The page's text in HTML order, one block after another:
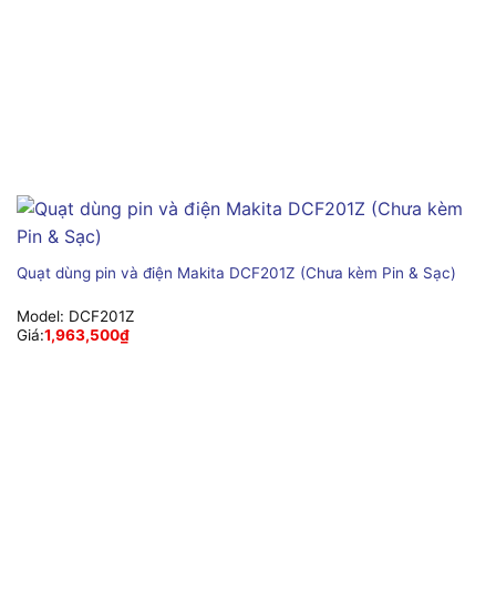
Quạt dùng pin và điện Makita DCF201Z (Chưa kèm Pin & Sạc)
Model: DCF201Z
Giá:1,963,500₫